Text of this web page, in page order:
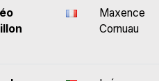
Maxence
Cornuau